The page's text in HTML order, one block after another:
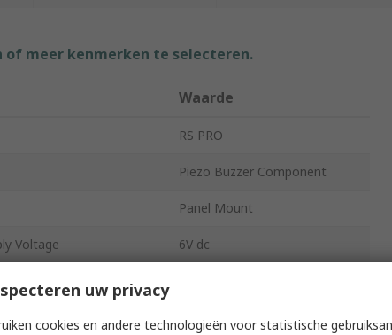
of meer kenmerken te selecteren.
Waarde
RS PRO
Piezo Buzzer Component
Panel Mount
Voltage 6V dc
Voltage
92dB
uw privacy
cookies en andere technologieën voor statistische